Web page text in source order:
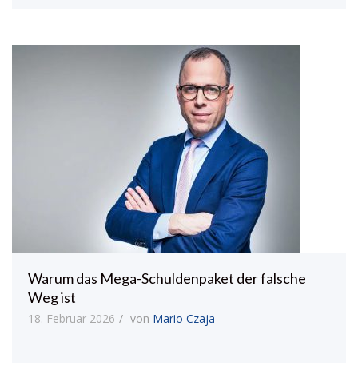
Warum das Mega-Schuldenpaket der falsche
Weg ist
18. Februar 2026 von Mario Czaja